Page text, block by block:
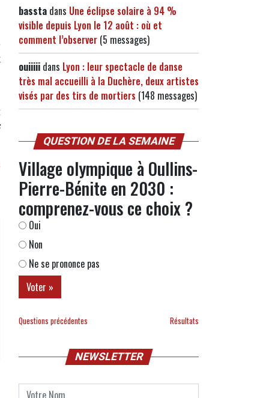
bassta dans Une éclipse solaire à 94 %
visible depuis Lyon le 12 août : où et
comment l’observer (5 messages)
ouiiiii dans Lyon : leur spectacle de danse
très mal accueilli à la Duchère, deux artistes
visés par des tirs de mortiers (148 messages)
QUESTION DE LA SEMAINE
Village olympique à Oullins-
Pierre-Bénite en 2030 :
comprenez-vous ce choix ?
Oui
Non
Ne se prononce pas
Questions précédentes Résultats
NEWSLETTER